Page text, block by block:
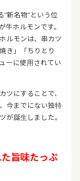
“新名物”という位
牛ホルモンです。
ルモンは、串カツ
き」「ちりとり
ーに使用されてい
ツにすることで、
今までにない独特
が誕生しました。
旨味たっぷ